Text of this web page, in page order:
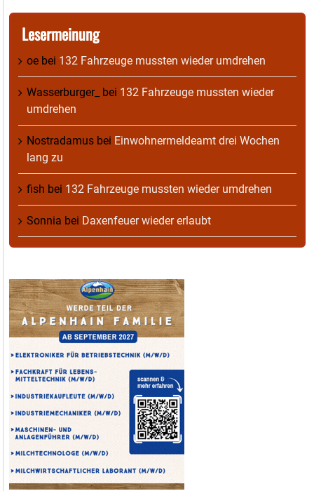
Lesermeinung
oe bei 132 Fahrzeuge mussten wieder umdrehen
Wasserburger_ bei 132 Fahrzeuge mussten wieder
umdrehen
Nostradamus bei Einwohnermeldeamt drei Wochen
lang zu
fish bei 132 Fahrzeuge mussten wieder umdrehen
Sonnia bei Daxenfeuer wieder erlaubt